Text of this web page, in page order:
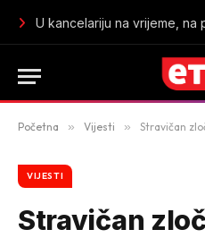
U kancelariju na vrijeme, na
Početna » Vijesti » Stravičan zločin u
VIJESTI
Stravičan